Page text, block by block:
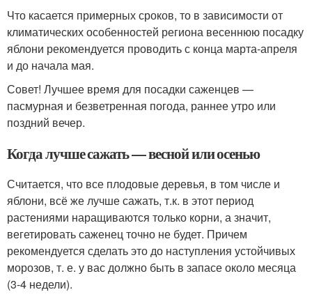
Что касается примерных сроков, то в зависимости от
климатических особенностей региона весеннюю посадку
яблони рекомендуется проводить с конца марта-апреля
и до начала мая.
Совет! Лучшее время для посадки саженцев —
пасмурная и безветренная погода, раннее утро или
поздний вечер.
Когда лучше сажать — весной или осенью
Считается, что все плодовые деревья, в том числе и
яблони, всё же лучше сажать, т.к. в этот период
растениями наращиваются только корни, а значит,
вегетировать саженец точно не будет. Причем
рекомендуется сделать это до наступления устойчивых
морозов, т. е. у вас должно быть в запасе около месяца
(3-4 недели).